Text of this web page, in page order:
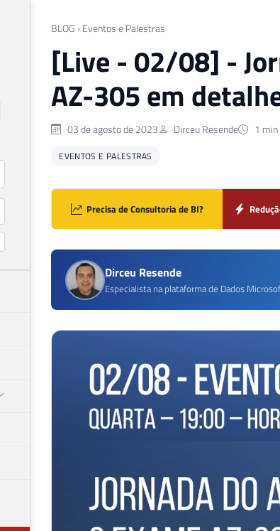
BLOG › Eventos e Palestras
[Live - 02/08] -
AZ-305 em
03 de agosto de 2023 Dirceu Resende 1
EVENTOS E PALESTRAS
Precisa de Consultoria de BI?
Dirceu Resende
Especialista na plataforma de Dados